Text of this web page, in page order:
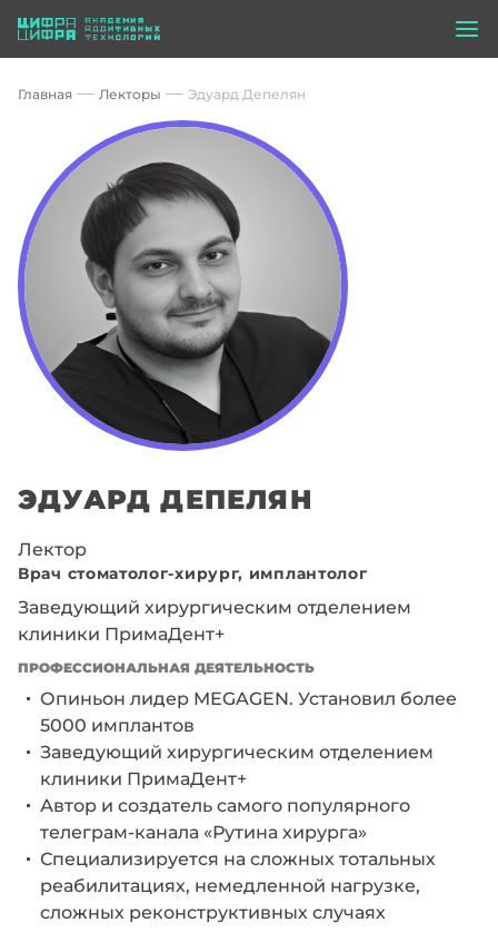
Главная Лекторы Эдуард Депелян
ЭДУАРД ДЕПЕЛЯН
Лектор
Врач стоматолог-хирург, имплантолог
Заведующий хирургическим отделением
клиники ПримаДент+
ПРОФЕССИОНАЛЬНАЯ ДЕЯТЕЛЬНОСТЬ
Опиньон лидер MEGAGEN. Установил более
5000 имплантов
Заведующий хирургическим отделением
клиники ПримаДент+
Автор и создатель самого популярного
телеграм-канала «Рутина хирурга»
Специализируется на сложных тотальных
реабилитациях, немедленной нагрузке,
сложных реконструктивных случаях